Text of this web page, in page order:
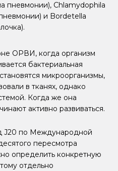
пневмонии), Chlamydophila
и Bordetella
ОРВИ, когда организм
бактериальная
микроорганизмы,
в тканях, однако
Когда же она
активно развиваться.
J20 по Международной
пересмотра
определить конкретную
отдельно